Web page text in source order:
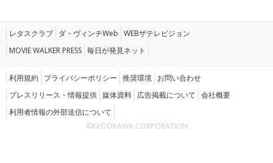
レタスクラブ ダ・ヴィンチWeb WEBザテレビジョン
MOVIE WALKER PRESS 毎日が発見ネット
利用規約 プライバシーポリシー 推奨環境 お問い合わせ
プレスリリース・情報提供 媒体資料 広告掲載について 会社概要
利用者情報の外部送信について
©KADOKAWA CORPORATION